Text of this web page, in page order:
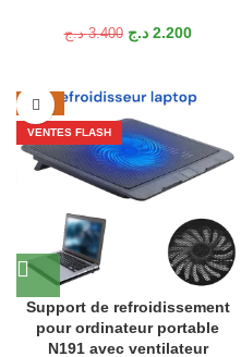
3.400 د.ج 2.200 د.ج
-28%
VENTES FLASH
Support de refroidissement
pour ordinateur portable
N191 avec ventilateur